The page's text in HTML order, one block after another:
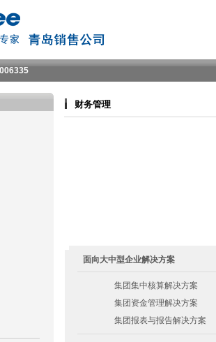
财务管理
面向大中型企业解决方案
集团集中核算解决方案
集团资金管理解决方案
集团报表与报告解决方案